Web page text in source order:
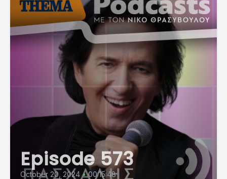
Episode 573
October 20, 2024 • 00:15:48